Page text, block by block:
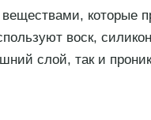
которые
воск,
слой, так и